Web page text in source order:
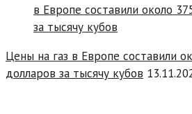
Цены на газ в Европе составили
долларов за тысячу кубов